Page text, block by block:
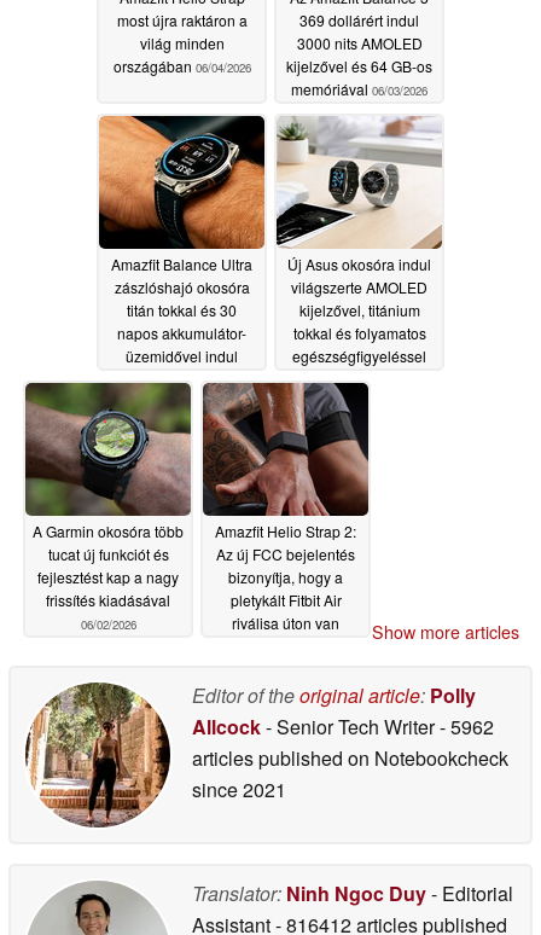
most újra raktáron a
világ minden
országában 06/04/2026
369 dollárért indul
3000 nits AMOLED
kijelzővel és 64 GB-os
memóriával 06/03/2026
Amazfit Balance Ultra
zászlóshajó okosóra
titán tokkal és 30
napos akkumulátor-
üzemidővel indul
06/03/2026
Új Asus okosóra indul
világszerte AMOLED
kijelzővel, titánium
tokkal és folyamatos
egészségfigyeléssel
06/03/2026
A Garmin okosóra több
tucat új funkciót és
fejlesztést kap a nagy
frissítés kiadásával
06/02/2026
Amazfit Helio Strap 2:
Az új FCC bejelentés
bizonyítja, hogy a
pletykált Fitbit Air
riválisa úton van
Show more articles
Editor of theoriginal article: Polly
Allcock- Senior Tech Writer- 5962
articles published on Notebookcheck
since 2021
Translator: Ninh Ngoc Duy- Editorial
Assistant- 816412 articles published